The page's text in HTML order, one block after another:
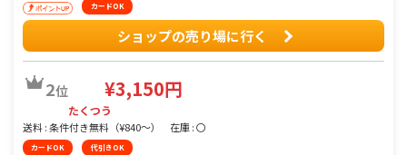
カードOK
ショップの売り場に行く
2位 ¥3,150円
たくつう
送料 : 条件付き無料（¥840〜） 在庫 : 〇
カードOK 代引きOK